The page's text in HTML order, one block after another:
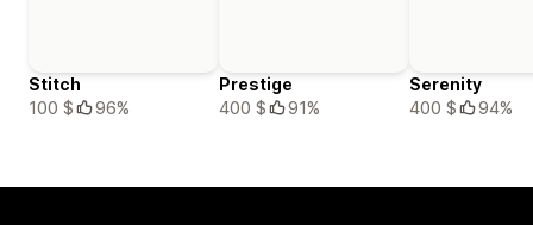
Stitch
100 $
96%
Prestige
400 $
91%
Serenity
400 $
94%